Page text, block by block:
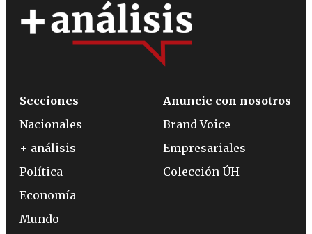
Secciones
Nacionales
+ análisis
Política
Economía
Mundo
Anuncie con nosotros
Brand Voice
Empresariales
Colección ÚH